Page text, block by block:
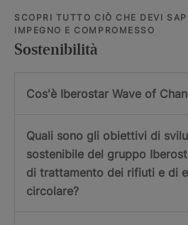
SCOPRI TUTTO CIÒ CHE DEVI
IMPEGNO E COMPROMESSO
Sostenibilità
Cos'è Iberostar Wave of
Quali sono gli obiettivi di
sostenibile del gruppo
di trattamento dei rifiuti e di
circolare?